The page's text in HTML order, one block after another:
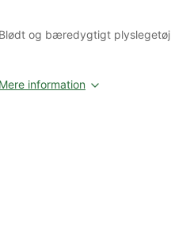
Blødt og bæredygtigt plyslegetøj
Mere information